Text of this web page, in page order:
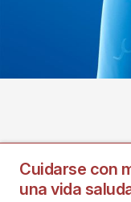
Cuidarse con
una vida